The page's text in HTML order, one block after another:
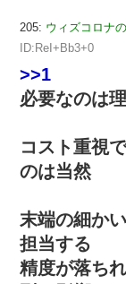
205: ウィズコロナ
ID:ReI+Bb3+0
>>1
必要なのは
コスト重視
のは当然
末端の細か
担当する
精度が落ち